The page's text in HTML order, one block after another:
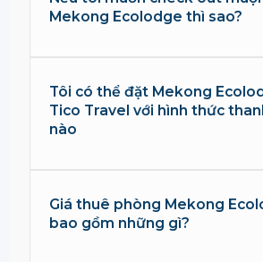
Mekong Ecolodge thì sao?
Tôi có thể đặt Mekong
Tico Travel với hình thức
nào
Giá thuê phòng Mekong
bao gồm những gì?